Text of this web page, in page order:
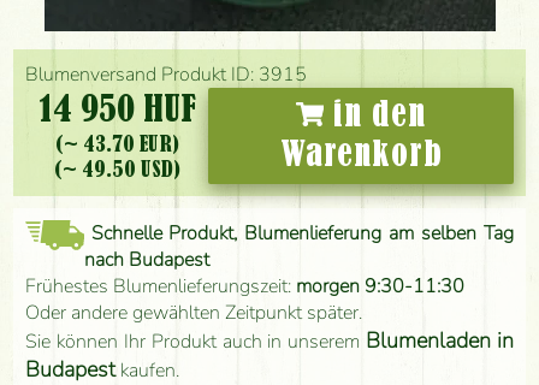
Blumenversand Produkt ID: 3915
14 950 HUF
(~ 43.70 EUR)
(~ 49.50 USD)
in den
Warenkorb
Schnelle Produkt, Blumenlieferung am selben Tag
nach Budapest
Frühestes Blumenlieferungszeit: morgen 9:30-11:30
Oder andere gewählten Zeitpunkt später.
Sie können Ihr Produkt auch in unserem Blumenladen in
Budapestkaufen.